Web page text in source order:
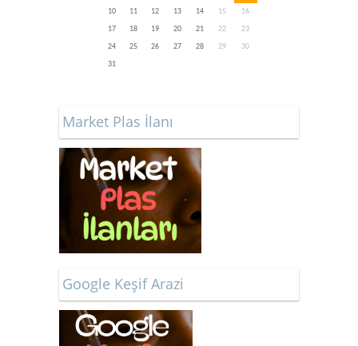
10
11 12 13 14 15
16
17
18 19 20 21 22
23
24
25 26 27 28 29
30
31
Market Plas İlanı
Google Keşif Arazi